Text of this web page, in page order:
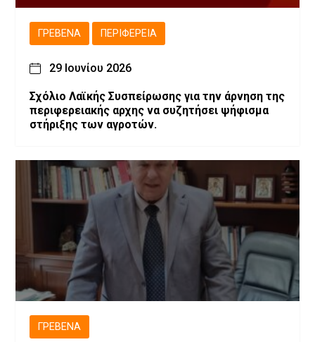
ΓΡΕΒΕΝΆ ΠΕΡΙΦΈΡΕΙΑ
29 Ιουνίου 2026
Σχόλιο Λαϊκής Συσπείρωσης για την άρνηση της
περιφερειακής αρχης να συζητήσει ψήφισμα
στήριξης των αγροτών.
ΓΡΕΒΕΝΆ